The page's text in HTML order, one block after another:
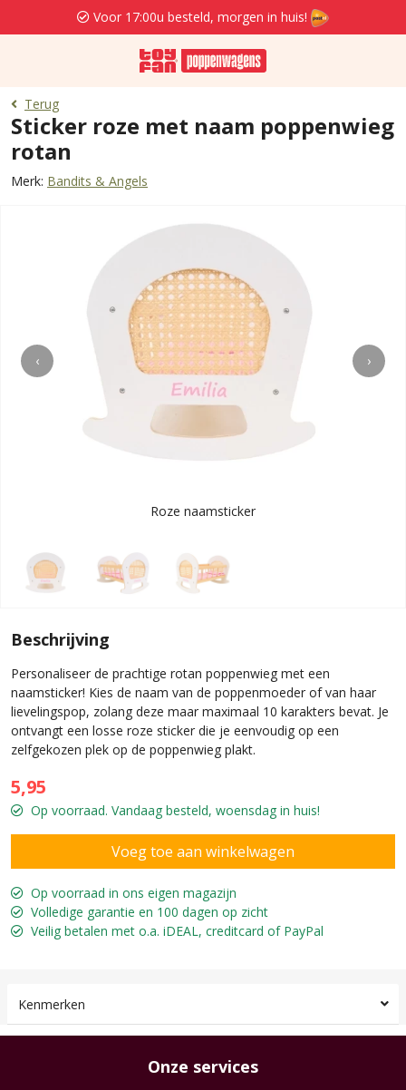
Voor 17:00u besteld, morgen in huis!
Terug
Sticker roze met naam poppenwieg
rotan
Merk: Bandits & Angels
‹ ›
Roze naamsticker
Beschrijving
Personaliseer de prachtige rotan poppenwieg met een
naamsticker! Kies de naam van de poppenmoeder of van haar
lievelingspop, zolang deze maar maximaal 10 karakters bevat. Je
ontvangt een losse roze sticker die je eenvoudig op een
zelfgekozen plek op de poppenwieg plakt.
5,95
Op voorraad. Vandaag besteld, woensdag in huis!
Op voorraad in ons eigen magazijn
Volledige garantie en 100 dagen op zicht
Veilig betalen met o.a. iDEAL, creditcard of PayPal
Kenmerken
Onze services